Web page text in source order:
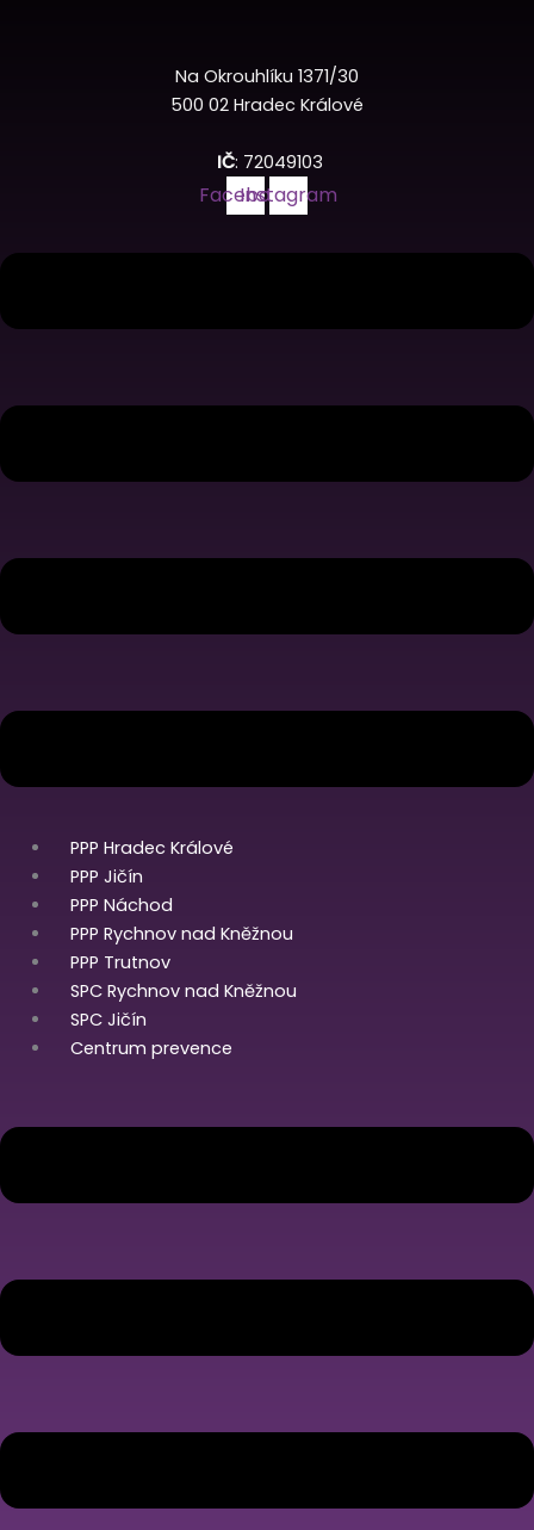
Na Okrouhlíku 1371/30
500 02 Hradec Králové
IČ: 72049103
Facebook
Instagram
PPP Hradec Králové
PPP Jičín
PPP Náchod
PPP Rychnov nad Kněžnou
PPP Trutnov
SPC Rychnov nad Kněžnou
SPC Jičín
Centrum prevence